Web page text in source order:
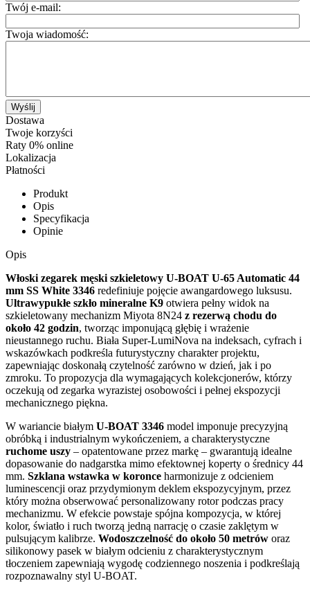
Twój e-mail:
Twoja wiadomość:
Wyślij
Dostawa
Twoje korzyści
Raty 0% online
Lokalizacja
Płatności
Produkt
Opis
Specyfikacja
Opinie
Opis
Włoski zegarek męski szkieletowy U-BOAT U-65 Automatic 44
mm SS White 3346 redefiniuje pojęcie awangardowego luksusu.
Ultrawypukłe szkło mineralne K9 otwiera pełny widok na
szkieletowany mechanizm Miyota 8N24 z rezerwą chodu do
około 42 godzin, tworząc imponującą głębię i wrażenie
nieustannego ruchu. Biała Super-LumiNova na indeksach, cyfrach i
wskazówkach podkreśla futurystyczny charakter projektu,
zapewniając doskonałą czytelność zarówno w dzień, jak i po
zmroku. To propozycja dla wymagających kolekcjonerów, którzy
oczekują od zegarka wyrazistej osobowości i pełnej ekspozycji
mechanicznego piękna.
W wariancie białym U-BOAT 3346 model imponuje precyzyjną
obróbką i industrialnym wykończeniem, a charakterystyczne
ruchome uszy – opatentowane przez markę – gwarantują idealne
dopasowanie do nadgarstka mimo efektownej koperty o średnicy 44
mm. Szklana wstawka w koronce harmonizuje z odcieniem
luminescencji oraz przydymionym deklem ekspozycyjnym, przez
który można obserwować personalizowany rotor podczas pracy
mechanizmu. W efekcie powstaje spójna kompozycja, w której
kolor, światło i ruch tworzą jedną narrację o czasie zaklętym w
pulsującym kalibrze. Wodoszczelność do około 50 metrów oraz
silikonowy pasek w białym odcieniu z charakterystycznym
tłoczeniem zapewniają wygodę codziennego noszenia i podkreślają
rozpoznawalny styl U-BOAT.